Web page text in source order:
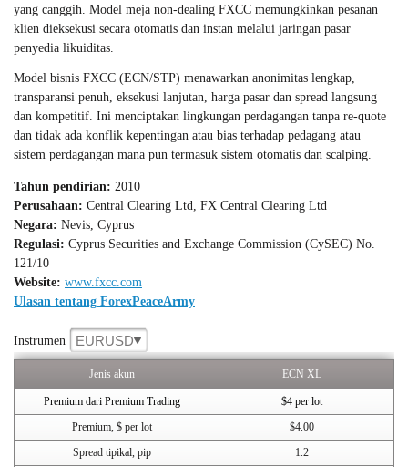
yang canggih. Model meja non-dealing FXCC memungkinkan pesanan
klien dieksekusi secara otomatis dan instan melalui jaringan pasar
penyedia likuiditas.
Model bisnis FXCC (ECN/STP) menawarkan anonimitas lengkap,
transparansi penuh, eksekusi lanjutan, harga pasar dan spread langsung
dan kompetitif. Ini menciptakan lingkungan perdagangan tanpa re-quote
dan tidak ada konflik kepentingan atau bias terhadap pedagang atau
sistem perdagangan mana pun termasuk sistem otomatis dan scalping.
Tahun pendirian: 2010
Perusahaan: Central Clearing Ltd, FX Central Clearing Ltd
Negara: Nevis, Cyprus
Regulasi: Cyprus Securities and Exchange Commission (CySEC) No.
121/10
Website: www.fxcc.com
Ulasan tentang ForexPeaceArmy
Instrumen EURUSD
Jenis akun ECN XL
Premium dari Premium Trading
$4 per lot
Premium, $ per lot
$4.00
Spread tipikal, pip
1.2